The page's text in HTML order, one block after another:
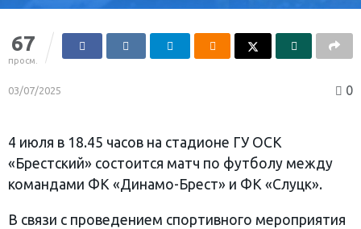
67
просм.
03/07/2025 0
4 июля в 18.45 часов на стадионе ГУ ОСК
«Брестский» состоится матч по футболу между
командами ФК «Динамо-Брест» и ФК «Слуцк».
В связи с проведением спортивного мероприятия